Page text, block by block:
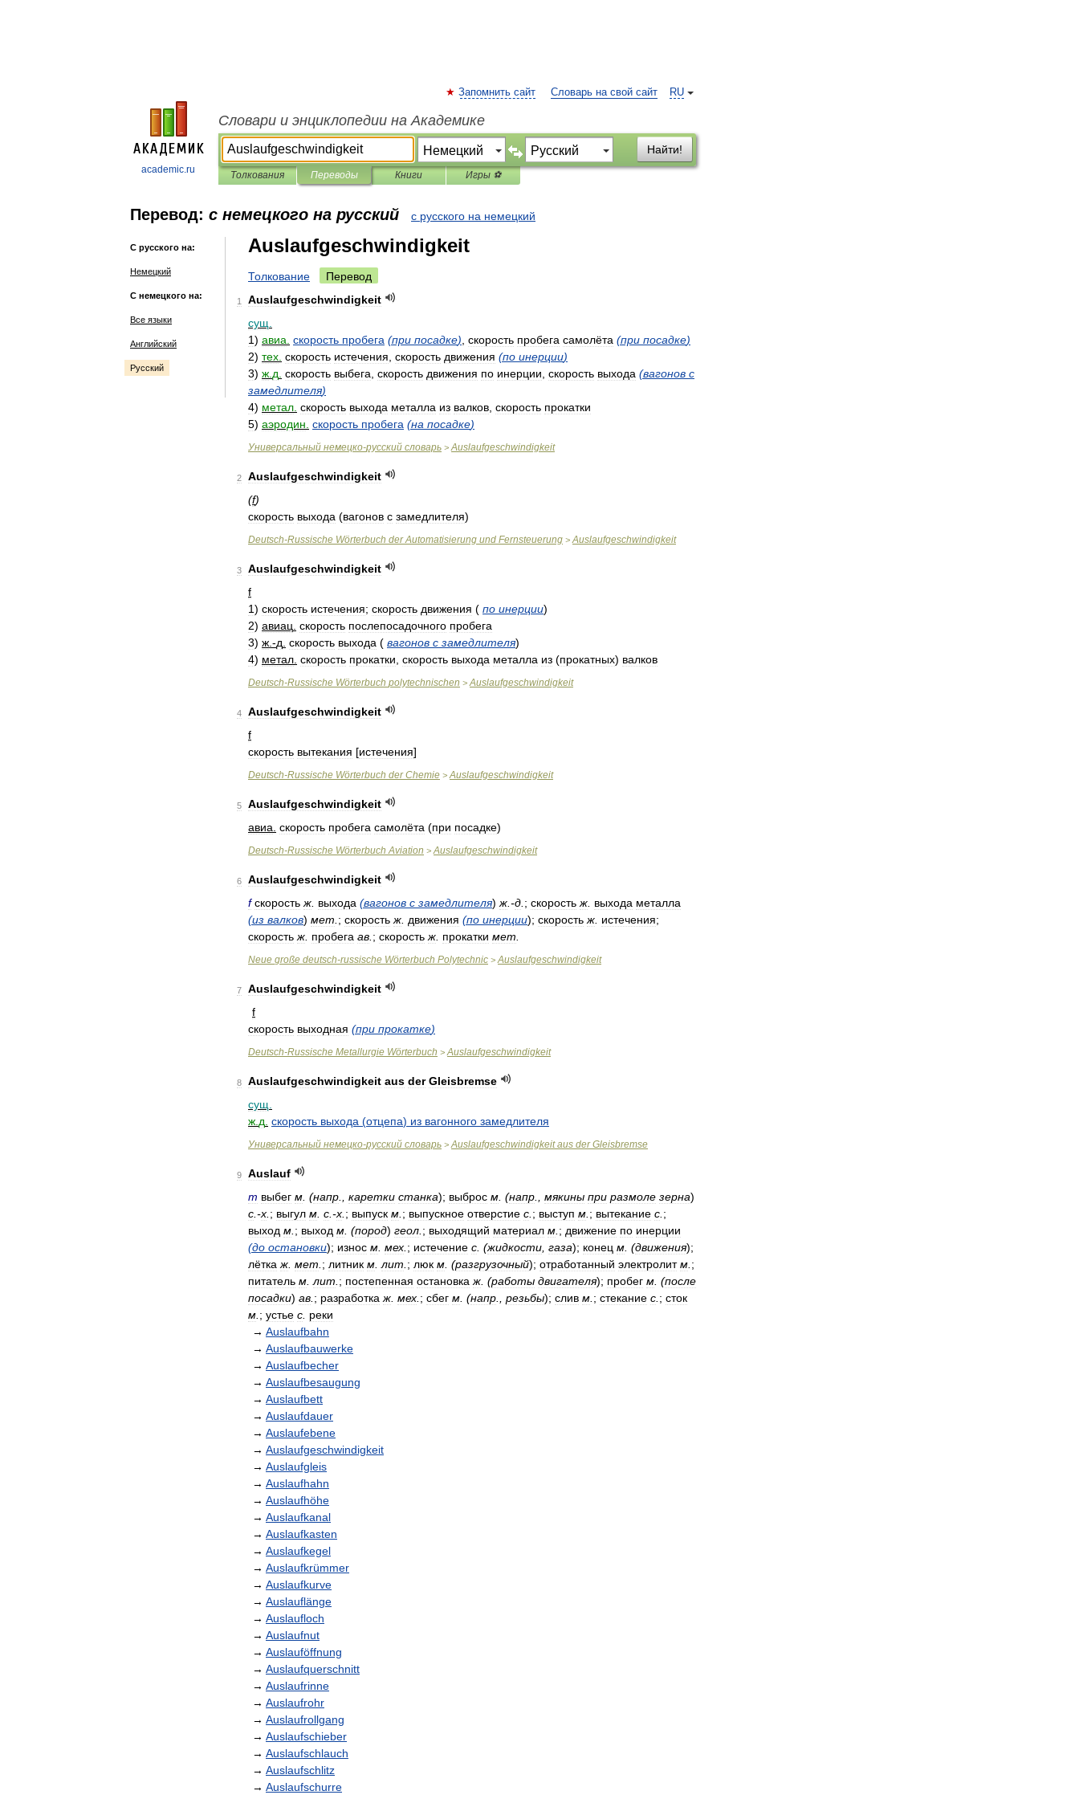
academic.ru
RU
Запомнить сайт Словарь на свой сайт
Словари и энциклопедии на Академике
Найти!
Толкования Переводы Книги Игры ⚽
Перевод: с немецкого на русский с русского на немецкий
С русского на:
Немецкий
С немецкого на:
Все языки
Английский
Русский
Auslaufgeschwindigkeit
Толкование Перевод
1
Auslaufgeschwindigkeit
сущ
1) авиа скорость пробега (при посадке) скорость пробега самолёта (при посадке)
2) тех скорость истечения скорость движения (по инерции)
3) ж д скорость выбега скорость движения по инерции скорость выхода (вагонов с
замедлителя)
4) метал скорость выхода металла из валков скорость прокатки
5) аэродин скорость пробега (на посадке)
Универсальный немецко-русский словарь > Auslaufgeschwindigkeit
2
Auslaufgeschwindigkeit
(f)
скорость выхода (вагонов с замедлителя)
Deutsch-Russische Wörterbuch der Automatisierung und Fernsteuerung > Auslaufgeschwindigkeit
3
Auslaufgeschwindigkeit
f
1) скорость истечения; скорость движения ( по инерции)
2) авиац скорость послепосадочного пробега
3) ж .-д скорость выхода ( вагонов с замедлителя)
4) метал скорость прокатки скорость выхода металла из (прокатных) валков
Deutsch-Russische Wörterbuch polytechnischen > Auslaufgeschwindigkeit
4
Auslaufgeschwindigkeit
f
скорость вытекания [истечения]
Deutsch-Russische Wörterbuch der Chemie > Auslaufgeschwindigkeit
5
Auslaufgeschwindigkeit
авиа скорость пробега самолёта (при посадке)
Deutsch-Russische Wörterbuch Aviation > Auslaufgeschwindigkeit
6
Auslaufgeschwindigkeit
f скорость ж выхода (вагонов с замедлителя) ж .-д ; скорость ж выхода металла
(из валков) мет ; скорость ж движения (по инерции); скорость ж истечения;
скорость ж пробега ав ; скорость ж прокатки мет
Neue große deutsch-russische Wörterbuch Polytechnic > Auslaufgeschwindigkeit
7
Auslaufgeschwindigkeit
f
скорость выходная (при прокатке)
Deutsch-Russische Metallurgie Wörterbuch > Auslaufgeschwindigkeit
8 Auslaufgeschwindigkeit aus der Gleisbremse
сущ
ж д скорость выхода (отцепа) из вагонного замедлителя
Универсальный немецко-русский словарь > Auslaufgeschwindigkeit aus der Gleisbremse
9
Auslauf
m выбег м . (напр каретки станка); выброс м . (напр мякины при размоле зерна)
с .-х ; выгул м с .-х ; выпуск м ; выпускное отверстие с ; выступ м ; вытекание с ;
выход м ; выход м . (пород) геол ; выходящий материал м ; движение по инерции
(до остановки); износ м мех ; истечение с . (жидкости газа); конец м . (движения);
лётка ж мет ; литник м лит ; люк м . (разгрузочный); отработанный электролит м ;
питатель м лит ; постепенная остановка ж . (работы двигателя); пробег м . (после
посадки) ав ; разработка ж мех ; сбег м . (напр резьбы); слив м ; стекание с ; сток
м ; устье с реки
→ Auslaufbahn
→ Auslaufbauwerke
→ Auslaufbecher
→ Auslaufbesaugung
→ Auslaufbett
→ Auslaufdauer
→ Auslaufebene
→ Auslaufgeschwindigkeit
→ Auslaufgleis
→ Auslaufhahn
→ Auslaufhöhe
→ Auslaufkanal
→ Auslaufkasten
→ Auslaufkegel
→ Auslaufkrümmer
→ Auslaufkurve
→ Auslauflänge
→ Auslaufloch
→ Auslaufnut
→ Auslauföffnung
→ Auslaufquerschnitt
→ Auslaufrinne
→ Auslaufrohr
→ Auslaufrollgang
→ Auslaufschieber
→ Auslaufschlauch
→ Auslaufschlitz
→ Auslaufschurre